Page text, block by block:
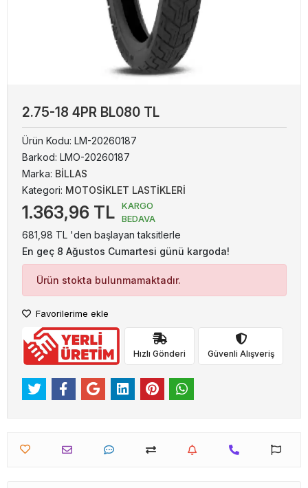
2.75-18 4PR BL080 TL
Ürün Kodu: LM-20260187
Barkod: LMO-20260187
Marka: BİLLAS
Kategori: MOTOSİKLET LASTİKLERİ
1.363,96 TL
KARGO
BEDAVA
681,98 TL 'den başlayan taksitlerle
En geç 8 Ağustos Cumartesi günü kargoda!
Ürün stokta bulunmamaktadır.
Favorilerime ekle
Hızlı Gönderi Güvenli Alışveriş